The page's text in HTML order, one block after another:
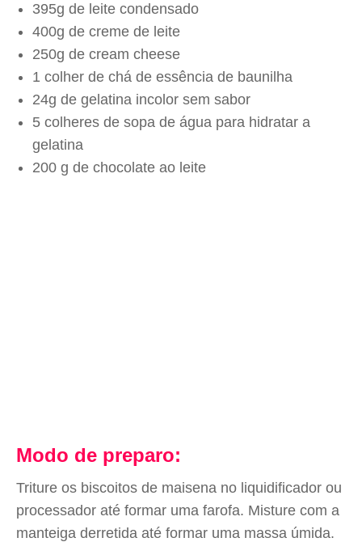
395g de leite condensado
400g de creme de leite
250g de cream cheese
1 colher de chá de essência de baunilha
24g de gelatina incolor sem sabor
5 colheres de sopa de água para hidratar a
gelatina
200 g de chocolate ao leite
Modo de preparo:
Triture os biscoitos de maisena no liquidificador ou
processador até formar uma farofa. Misture com a
manteiga derretida até formar uma massa úmida.